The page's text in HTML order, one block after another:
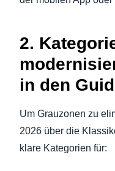
2.
in den
Um Grauzonen zu
2026 über die
klare Kategorien für: